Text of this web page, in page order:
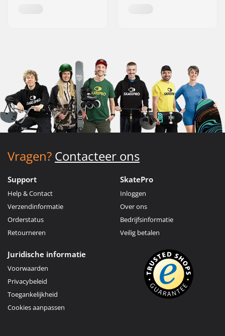
Vragen? Contacteer ons
Support
Help & Contact
Verzendinformatie
Orderstatus
Retourneren
SkatePro
Inloggen
Over ons
Bedrijfsinformatie
Veilig betalen
Juridische informatie
Voorwaarden
Privacybeleid
Toegankelijkheid
Cookies aanpassen